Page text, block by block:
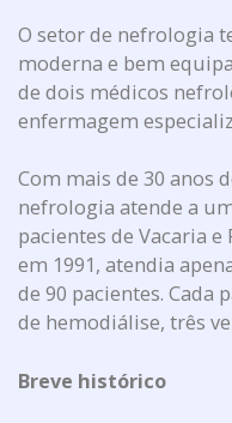
O setor de nefrologia
moderna e bem
de dois médicos
enfermagem
Com mais de 30 anos
nefrologia atende a
pacientes de Vacaria
em 1991, atendia
de 90 pacientes. Cada
de hemodiálise, três
Breve histórico